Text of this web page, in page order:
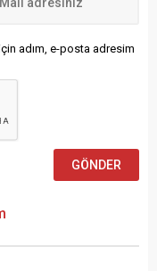
Yardımcısı
Kültür ve Cemevi
adım, e-posta adresim